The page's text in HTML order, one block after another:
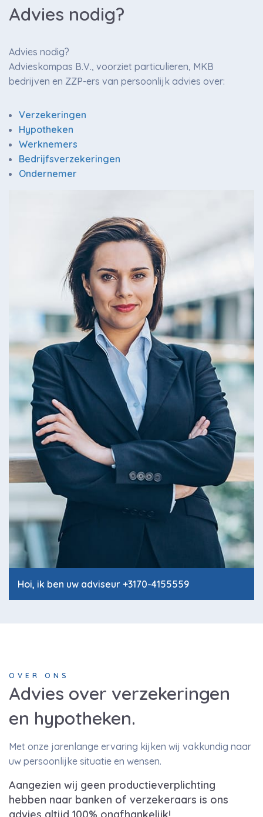
Advies nodig?
Advies nodig?
Advieskompas B.V., voorziet particulieren, MKB
bedrijven en ZZP-ers van persoonlijk advies over:
Verzekeringen
Hypotheken
Werknemers
Bedrijfsverzekeringen
Ondernemer
Hoi, ik ben uw adviseur +3170-4155559
Advies over verzekeringen
en hypotheken.
OVER ONS
Met onze jarenlange ervaring kijken wij vakkundig naar
uw persoonlijke situatie en wensen.
Aangezien wij geen productieverplichting
hebben naar banken of verzekeraars is ons
advies altijd 100% onafhankelijk!